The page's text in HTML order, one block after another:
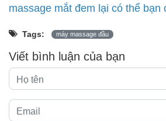
massage mắt đem lại có thể bạn
Tags: máy massage đầu
Viết bình luận của bạn